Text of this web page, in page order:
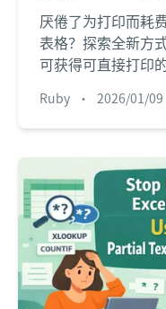
厌倦了为打印而耗
表格？探索全新方
可获得可直接打印
Ruby • 2026/01/09